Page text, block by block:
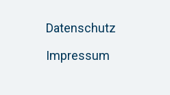
Datenschutz
Impressum